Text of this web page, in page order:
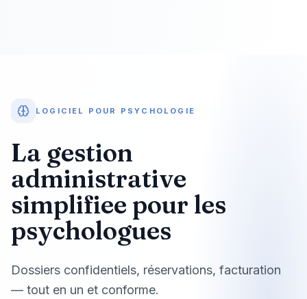
LOGICIEL POUR PSYCHOLOGIE
La gestion
administrative
simplifiee pour les
psychologues
Dossiers confidentiels, réservations, facturation
— tout en un et conforme.